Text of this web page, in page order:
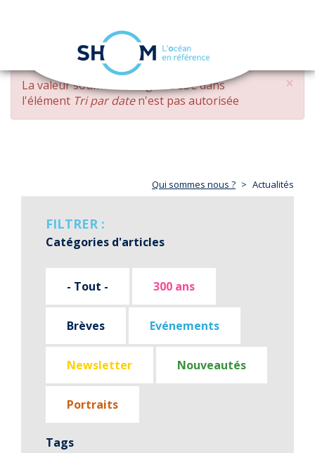
Aller
contenu
principal
navigation
×
MESSAGE
D'ERREUR
La valeur soumise changed DESCdans
l'élément Tri par daten'est pas autorisée
Qui sommes nous ? Actualités
FILTRER :
Catégories d'articles
- Tout - 300 ans
Brèves Evénements
Newsletter Nouveautés
Portraits
Tags